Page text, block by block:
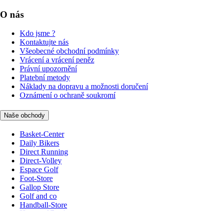
O nás
Kdo jsme ?
Kontaktujte nás
Všeobecné obchodní podmínky
Vrácení a vrácení peněz
Právní upozornění
Platební metody
Náklady na dopravu a možnosti doručení
Oznámení o ochraně soukromí
Naše obchody
Basket-Center
Daily Bikers
Direct Running
Direct-Volley
Espace Golf
Foot-Store
Gallop Store
Golf and co
Handball-Store